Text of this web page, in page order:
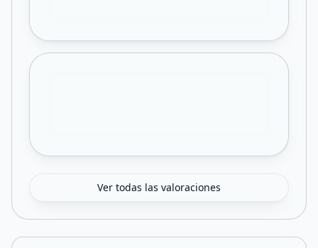
Ver todas las valoraciones